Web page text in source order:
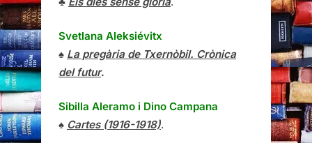
Svetlana Aleksiévitx
♠ La pregària de Txernòbil. Crònica
del futur.
Sibilla Aleramo i Dino Campana
♠ Cartes (1916-1918).